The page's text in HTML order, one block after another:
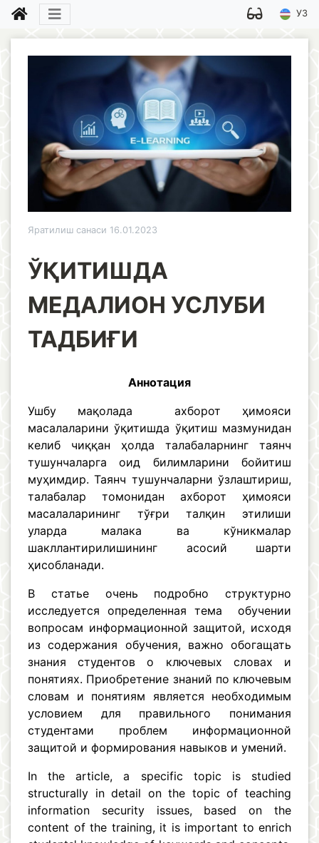
УЗ
Яратилиш санаси 16.01.2023
ЎҚИТИШДА
МЕДАЛИОН УСЛУБИ
ТАДБИҒИ
Аннотация
Ушбу мақолада ахборот ҳимояси
масалаларини ўқитишда ўқитиш мазмунидан
келиб чиққан ҳолда талабаларнинг таянч
тушунчаларга оид билимларини бойитиш
муҳимдир. Таянч тушунчаларни ўзлаштириш,
талабалар томонидан ахборот ҳимояси
масалаларининг тўғри талқин этилиши
уларда малака ва кўникмалар
шакллантирилишининг асосий шарти
ҳисобланади.
В статье очень подробно структурно
исследуется определенная тема обучении
вопросам информационной защитой, исходя
из содержания обучения, важно обогащать
знания студентов о ключевых словах и
понятиях. Приобретение знаний по ключевым
словам и понятиям является необходимым
условием для правильного понимания
студентами проблем информационной
защитой и формирования навыков и умений.
In the article, a specific topic is studied
structurally in detail on the topic of teaching
information security issues, based on the
content of the training, it is important to enrich